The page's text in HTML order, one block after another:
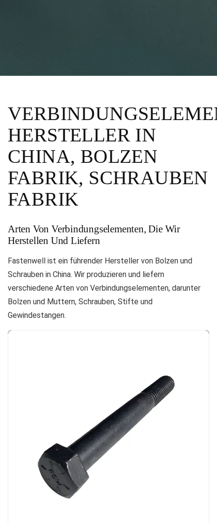
HERSTELLER IN
CHINA, BOLZEN
FABRIK, SCHRAUBEN
FABRIK
Arten Von Verbindungselementen, Die Wir
Herstellen Und Liefern
Fastenwell ist ein führender Hersteller von Bolzen und
Schrauben in China. Wir produzieren und liefern
verschiedene Arten von Verbindungselementen, darunter
Bolzen und Muttern, Schrauben, Stifte und
Gewindestangen.